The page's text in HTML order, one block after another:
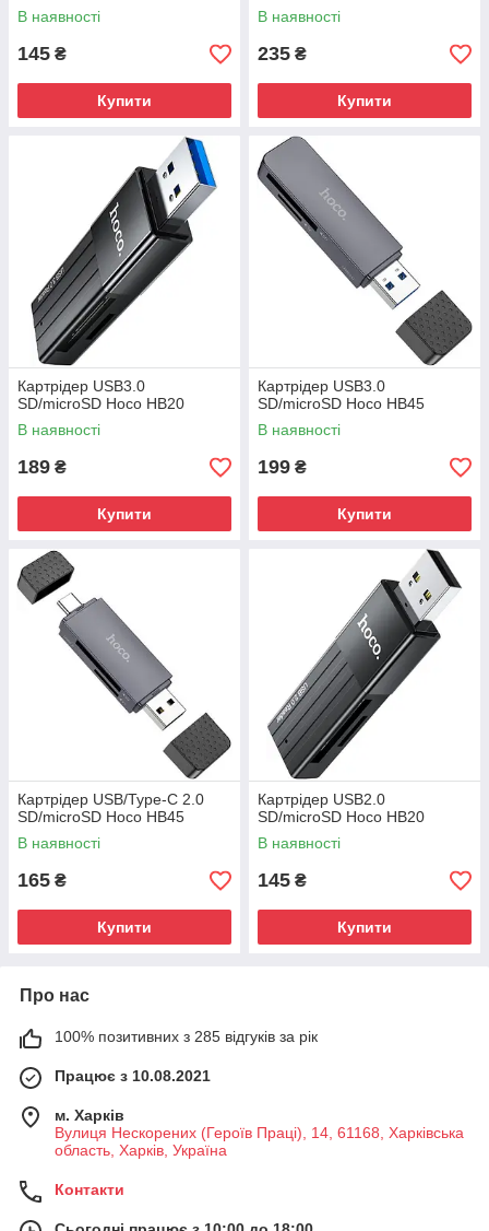
В наявності
145 ₴
Купити
В наявності
235 ₴
Купити
Картрідер USB3.0
SD/microSD Hoco HB20
В наявності
189 ₴
Купити
Картрідер USB3.0
SD/microSD Hoco HB45
В наявності
199 ₴
Купити
Картрідер USB/Type-C 2.0
SD/microSD Hoco HB45
В наявності
165 ₴
Купити
Картрідер USB2.0
SD/microSD Hoco HB20
В наявності
145 ₴
Купити
Про нас
100% позитивних з 285 відгуків за рік
Працює з 10.08.2021
м. Харків
Вулиця Нескорених (Героїв Праці), 14, 61168, Харківська
область, Харків, Україна
Контакти